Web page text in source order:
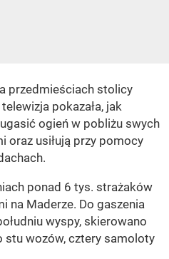
przedmieściach stolicy
pokazała, jak
ogień w pobliżu swych
usiłują przy pomocy
ponad 6 tys. strażaków
na Maderze. Do gaszenia
wyspy, skierowano
stu wozów, cztery samoloty